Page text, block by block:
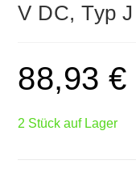
V DC, Typ J
88,93€
2 Stück auf Lager